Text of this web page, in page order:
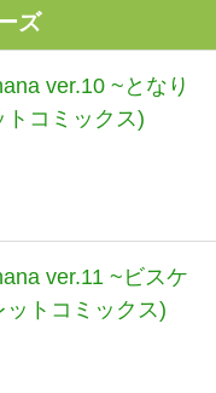
ズ
ver.10 ~となり
コミックス)
ver.11 ~ビスケ
ットコミックス)